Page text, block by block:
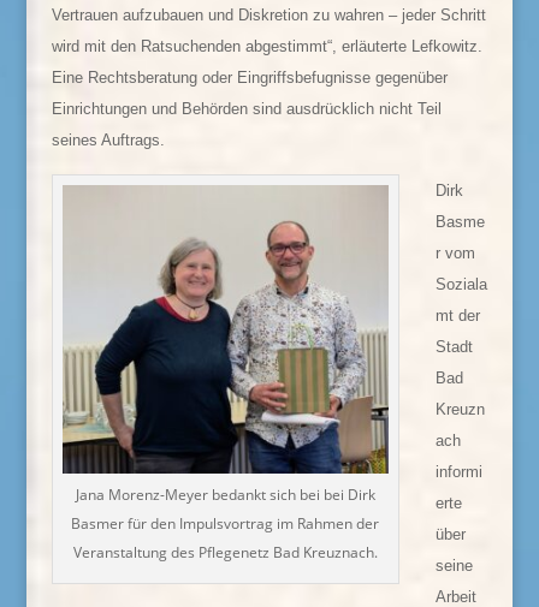
Vertrauen aufzubauen und Diskretion zu wahren – jeder Schritt
wird mit den Ratsuchenden abgestimmt“, erläuterte Lefkowitz.
Eine Rechtsberatung oder Eingriffsbefugnisse gegenüber
Einrichtungen und Behörden sind ausdrücklich nicht Teil
seines Auftrags.
Jana Morenz-Meyer bedankt sich bei bei Dirk
Basmer für den Impulsvortrag im Rahmen der
Veranstaltung des Pflegenetz Bad Kreuznach.
Dirk
Basme
r vom
Soziala
mt der
Stadt
Bad
Kreuzn
ach
informi
erte
über
seine
Arbeit